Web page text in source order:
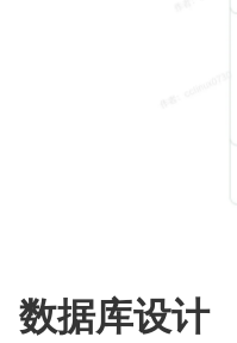
数据库设计